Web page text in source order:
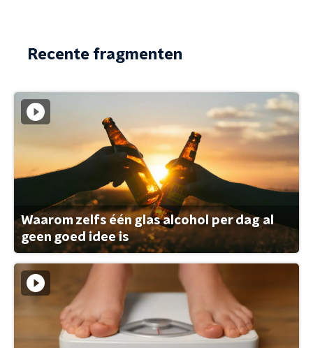
Recente fragmenten
Waarom zelfs één glas alcohol per dag al
geen goed idee is